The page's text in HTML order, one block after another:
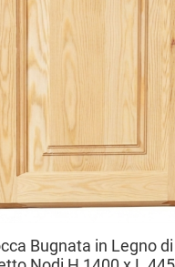
Bugnata in Legno